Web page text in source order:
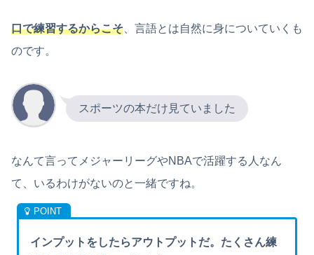
口で練習するからこそ 、言語とは自然に身についていくも
のです。
スポーツの本だけ見ていました
なんて言ってメジャーリーグやNBAで活躍する人なん
て、いるわけがないのと一緒ですね。
インプットをしたらアウトプットだ。たくさん練